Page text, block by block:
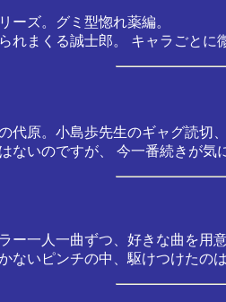
ーズ。グミ型惚れ薬編。
れまくる誠士郎。 キャラごとに
代原。小島歩先生のギャグ読切、
ないのですが、 今一番続きが
ー一人一曲ずつ、好きな曲を用
ないピンチの中、駆けつけたの